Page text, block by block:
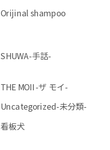
Orijinal shampoo
SHUWA-手話-
THE MOII -ザ モイ-
Uncategorized-未分類-
看板犬